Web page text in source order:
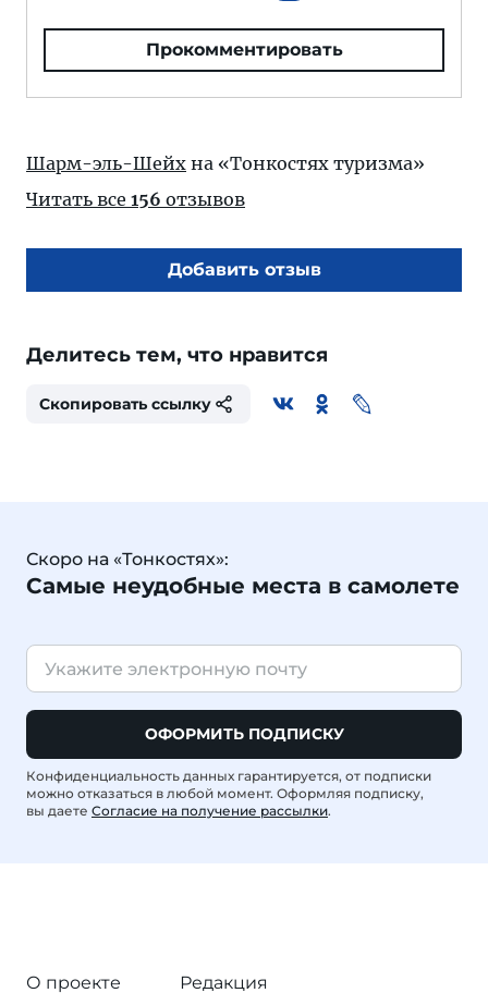
Прокомментировать
Шарм-эль-Шейх на «Тонкостях туризма»
Читать все 156 отзывов
Добавить отзыв
Делитесь тем, что нравится
Скопировать ссылку
Скоро на «Тонкостях»:
Самые неудобные места в самолете
ОФОРМИТЬ ПОДПИСКУ
Конфиденциальность данных гарантируется, от подписки
можно отказаться в любой момент. Оформляя подписку,
вы даете Согласие на получение рассылки.
О проекте
Редакция